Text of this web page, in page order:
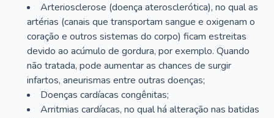
Arteriosclerose (doença aterosclerótica), no qual as
artérias (canais que transportam sangue e oxigenam o
coração e outros sistemas do corpo) ficam estreitas
devido ao acúmulo de gordura, por exemplo. Quando
não tratada, pode aumentar as chances de surgir
infartos, aneurismas entre outras doenças;
Doenças cardíacas congênitas;
Arritmias cardíacas, no qual há alteração nas batidas